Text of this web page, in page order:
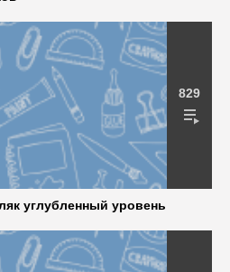
829
углубленный уровень